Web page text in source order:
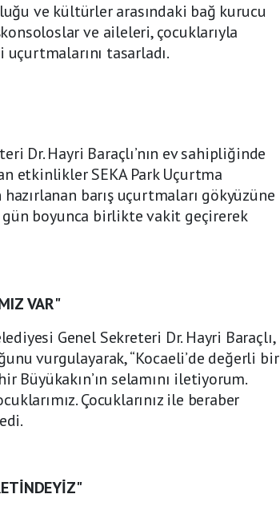
ve kültürler arasındaki bağ kurucu
ve aileleri, çocuklarıyla
tasarladı.
Dr. Hayri Baraçlı’nın ev sahipliğinde
etkinlikler SEKA Park Uçurtma
barış uçurtmaları gökyüzüne
gün boyunca birlikte vakit geçirerek
VAR"
Genel Sekreteri Dr. Hayri Baraçlı,
vurgulayarak, “Kocaeli’de değerli bir
Büyükakın’ın selamını iletiyorum.
Çocuklarınız ile beraber